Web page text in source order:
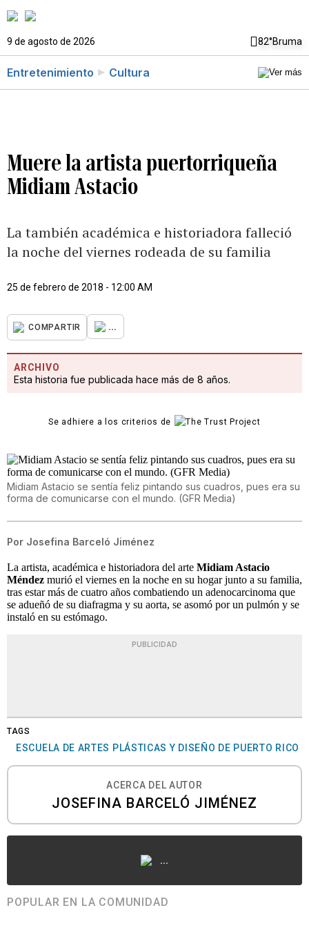
9 de agosto de 2026 82°Bruma
Entretenimiento Cultura
Muere la artista puertorriqueña
Midiam Astacio
La también académica e historiadora falleció
la noche del viernes rodeada de su familia
25 de febrero de 2018 - 12:00 AM
COMPARTIR ...
ARCHIVO
Esta historia fue publicada hace más de 8 años.
Se adhiere a los criterios de
Midiam Astacio se sentía feliz pintando sus cuadros, pues era su
forma de comunicarse con el mundo. (GFR Media)
Por Josefina Barceló Jiménez
La artista, académica e historiadora del arte Midiam Astacio
Méndez murió el viernes en la noche en su hogar junto a su familia,
tras estar más de cuatro años combatiendo un adenocarcinoma que
se adueñó de su diafragma y su aorta, se asomó por un pulmón y se
instaló en su estómago.
PUBLICIDAD
TAGS
ESCUELA DE ARTES PLÁSTICAS Y DISEÑO DE PUERTO RICO
ACERCA DEL AUTOR
JOSEFINA BARCELÓ JIMÉNEZ
...
POPULAR EN LA COMUNIDAD